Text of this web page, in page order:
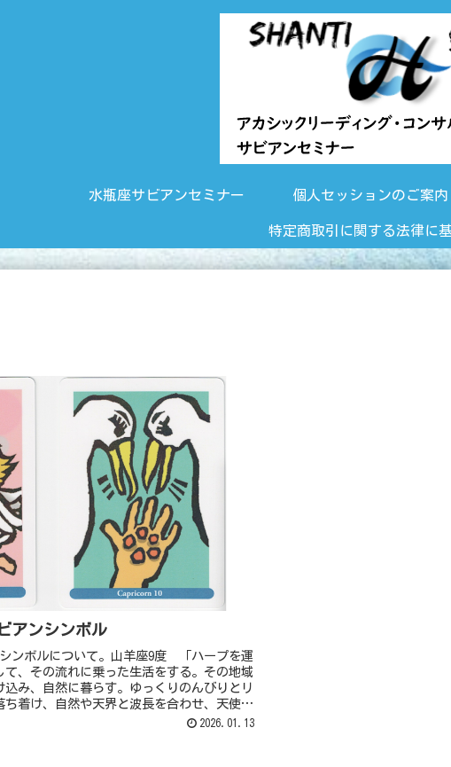
水瓶座サビアンセミナー 個人セッションのご案内
アンシンボル
ンボルについて。山羊座9度 「ハープを運
、その流れに乗った生活をする。その地域
み、自然に暮らす。ゆっくりのんびりとリ
ち着け、自然や天界と波長を合わせ、天使や
に耳を傾ける。山羊座10度 「手から餌をも
2026.01.13